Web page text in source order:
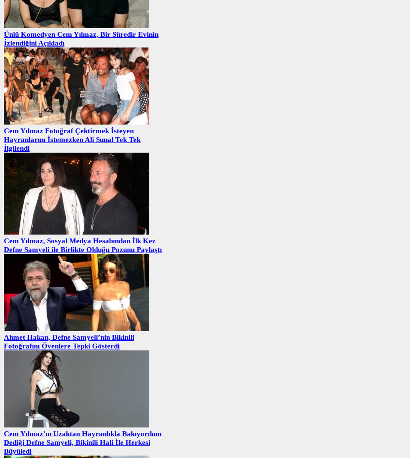
Ünlü Komedyen Cem Yılmaz, Bir Süredir Evinin
İzlendiğini Açıkladı
Cem Yılmaz Fotoğraf Çektirmek İsteyen
Hayranlarını İstemezken Ali Sunal Tek Tek
İlgilendi
Cem Yılmaz, Sosyal Medya Hesabından İlk Kez
Defne Samyeli ile Birlikte Olduğu Pozunu Paylaştı
Ahmet Hakan, Defne Samyeli’nin Bikinili
Fotoğrafını Övenlere Tepki Gösterdi
Cem Yılmaz’ın Uzaktan Hayranlıkla Bakıyordum
Dediği Defne Samyeli, Bikinili Hali İle Herkesi
Büyüledi